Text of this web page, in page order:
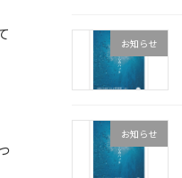
お知らせ
お知らせ